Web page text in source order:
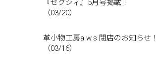
『ゼクシィ』5月号掲載！
（03/20）
革小物工房a.w.s 閉店のお知らせ！
（03/16）